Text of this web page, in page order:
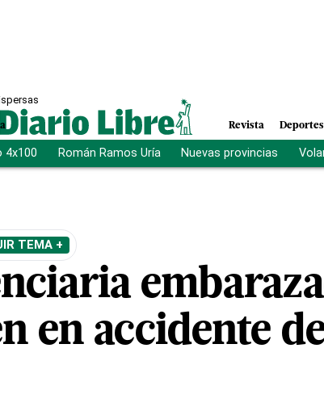
Revista Deportes
4x100 Román Ramos Uría Nuevas provincias
TEMA +
en accidente